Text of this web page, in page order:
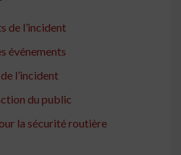
de l’incident
événements
l’incident
du public
la sécurité routière